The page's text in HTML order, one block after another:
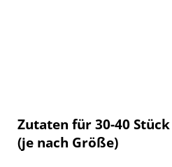
Zutaten für 30-40 Stück
(je nach Größe)